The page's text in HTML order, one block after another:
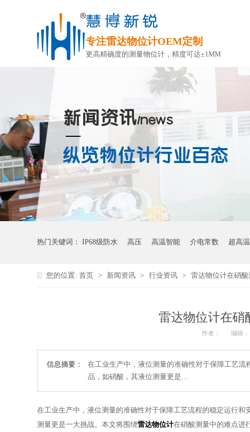
专注雷达物位计OEM定制
更高精确度的测量物位计，精度可达±1MM
热门关键词： IP68级防水 高压 高温智能 介电常数 超高
您的位置: 首页 > 新闻资讯 > 行业资讯 > 雷达物位计在硝
雷达物位计在硝
作者： 编辑：
信息摘要：
在工业生产中，液位测量的准确性对于保障工艺
品，如硝酸，其液位测量更是…
在工业生产中，液位测量的准确性对于保障工艺流程的稳定运行
测量更是一大挑战。本文将围绕雷达物位计在硝酸测量中的难点进